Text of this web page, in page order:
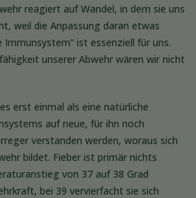
reagiert auf Wandel, in dem sie uns
weil die Anpassung daran etwas
Immunsystem“ ist essenziell für uns.
unserer Abwehr wären wir nicht
erst einmal als eine natürliche
auf neue, für ihn noch
verstanden werden, woraus sich
bildet. Fieber ist primär nichts
von 37 auf 38 Grad
bei 39 vervierfacht sie sich